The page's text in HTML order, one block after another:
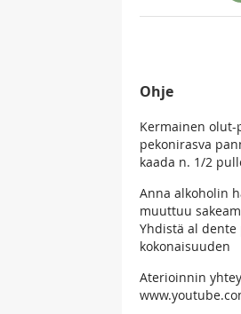
Ohje
Kermainen olut-
pekonirasva
kaada n. 1/2
Anna alkoholin
muuttuu
Yhdistä al dente
kokonaisuuden
Aterioinnin